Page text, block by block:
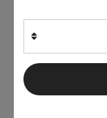
Smart Living Torklina